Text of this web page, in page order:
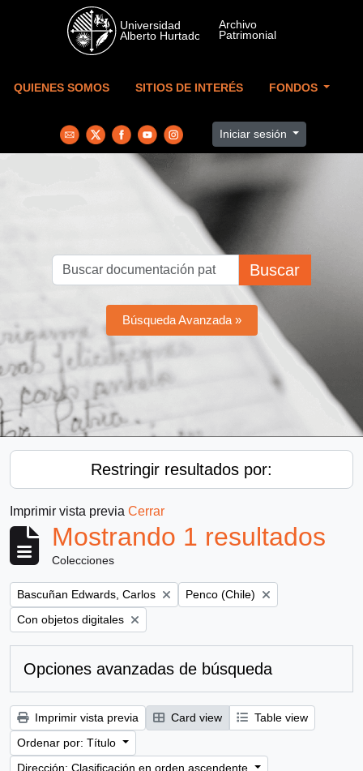
Skip to main content
QUIENES SOMOS SITIOS DE INTERÉS FONDOS
Iniciar sesión
Buscar
Búsqueda Avanzada »
Restringir resultados por:
Imprimir vista previa Cerrar
Mostrando 1 resultados
Colecciones
Remove filter:
Bascuñan Edwards, Carlos Remove filter:
Penco (Chile)
Remove filter:
Con objetos digitales
Opciones avanzadas de búsqueda
Imprimir vista previa Card view
Table view
Ordenar por: Título
Dirección: Clasificación en orden ascendente